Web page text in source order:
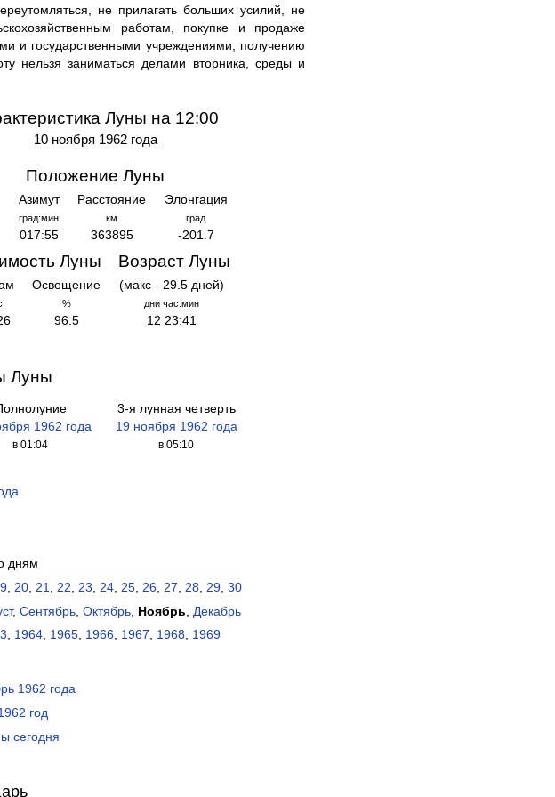
не прилагать больших усилий, не
работам, покупке и продаже
и государственными учреждениями, получению
нельзя заниматься делами вторника, среды и
Луны на 12:00
10 ноября 1962 года
Положение Луны
Азимут
град:мин
017:55
Расстояние
км
363895
Элонгация
град
-201.7
Луны
Освещение
%
96.5
Возраст Луны
(макс - 29.5 дней)
дни час:мин
12 23:41
Луны
1962 года
в 01:04
3-я лунная четверть
19 ноября 1962 года
в 05:10
дням
, 20, 21 22 23 24, 25, 26, 27 28 29, 30
, Сентябрь, Октябрь, Ноябрь
Декабрь
, 1964, 1965, 1966, 1967, 1968, 1969
1962 года
год
сегодня